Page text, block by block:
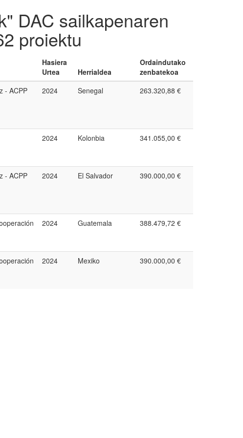
DAC sailkapenaren
proiektu
Hasiera
Urtea
Herrialdea
Ordaindutako
zenbatekoa
- ACPP 2024 Senegal 263.320,88 €
2024 Kolonbia 341.055,00 €
- ACPP 2024 El Salvador 390.000,00 €
2024 Guatemala 388.479,72 €
2024 Mexiko 390.000,00 €